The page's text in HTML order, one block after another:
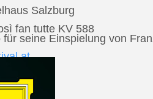
Salzburg
fan tutte KV 588
seine Einspielung von